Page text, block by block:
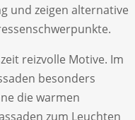
und zeigen alternative
reizvolle Motive. Im
besonders
die warmen
zum Leuchten